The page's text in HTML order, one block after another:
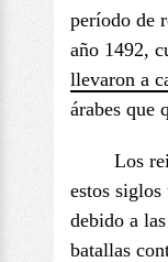
período de
año 1492,
llevaron a
árabes que
Los
estos
debido a
batallas